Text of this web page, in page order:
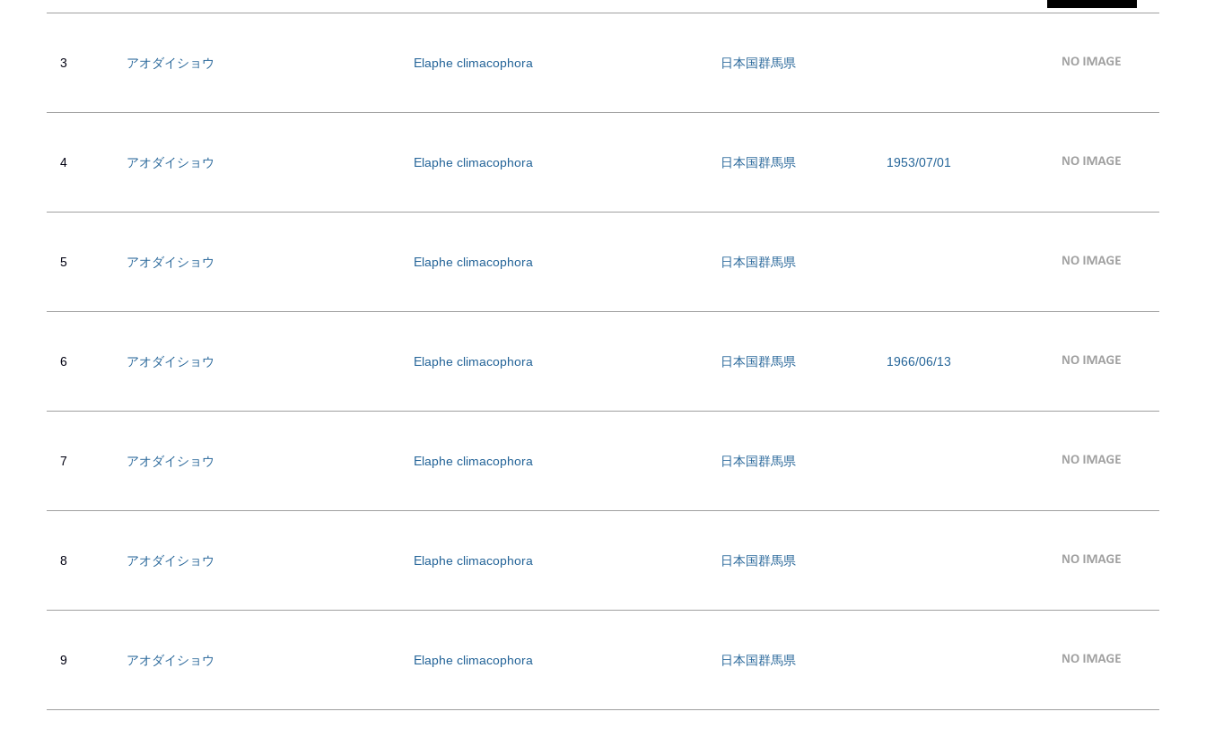
3 アオダイショウ Elaphe climacophora 日本国群馬県
4 アオダイショウ Elaphe climacophora 日本国群馬県 1953/07/01
5 アオダイショウ Elaphe climacophora 日本国群馬県
6 アオダイショウ Elaphe climacophora 日本国群馬県 1966/06/13
7 アオダイショウ Elaphe climacophora 日本国群馬県
8 アオダイショウ Elaphe climacophora 日本国群馬県
9 アオダイショウ Elaphe climacophora 日本国群馬県